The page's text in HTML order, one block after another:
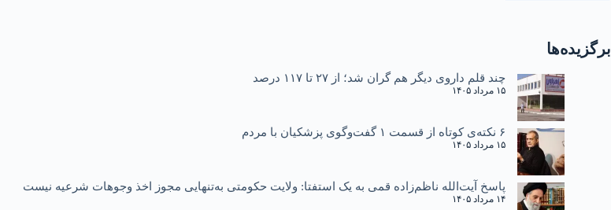
برگزیده‌ها
چند قلم داروی دیگر هم گران شد؛ از ۲۷ تا ۱۱۷ درصد
۱۵ مرداد ۱۴۰۵
۶ نکته‌ی کوتاه از قسمت ۱ گفت‌وگوی پزشکیان با مردم
۱۵ مرداد ۱۴۰۵
پاسخ آیت‌الله ناظم‌زاده قمی به یک استفتا: ولایت حکومتی به‌تنهایی مجوز اخذ وجوهات شرعیه نیست
۱۴ مرداد ۱۴۰۵